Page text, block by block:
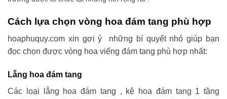
Cách lựa chọn vòng hoa đám tang phù hợp
hoaphuquy.com xin gợi ý những bí quyết nhỏ giúp bạn
đọc chọn được vòng hoa viếng đám tang phù hợp nhất:
Lẵng hoa đám tang
Các loại lẵng hoa đám tang , kệ hoa đám tang 1 tầng